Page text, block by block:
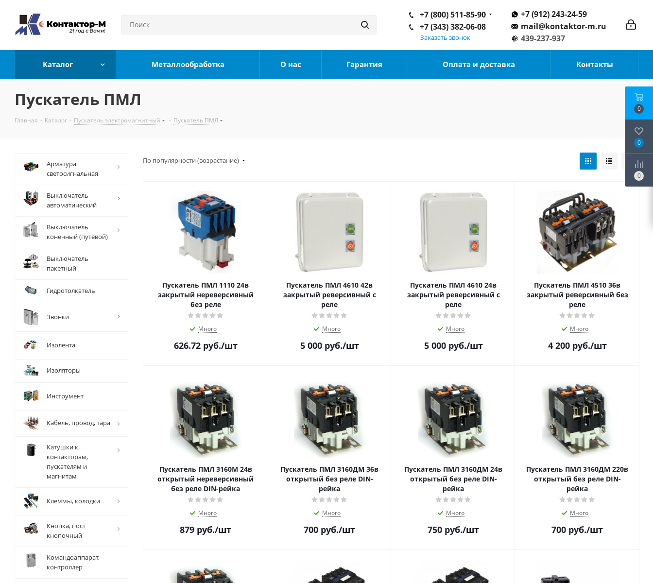
+7 (912) 243-24-59
mail@kontaktor-m.ru
439-237-937
+7 (800) 511-85-90
+7 (343) 382-06-08
Заказать звонок
Каталог Металлообработка О нас Гарантия Оплата и доставка Контакты
Пускатель ПМЛ
Главная - Каталог - Пускатель электромагнитный - Пускатель ПМЛ
По популярности (возрастание)
Пускатель ПМЛ 1110 24в
закрытый нереверсивный
без реле
Много
626.72руб./шт
Пускатель ПМЛ 4610 42в
закрытый реверсивный с
реле
Много
5 000руб./шт
Пускатель ПМЛ 4610 24в
закрытый реверсивный с
реле
Много
5 000руб./шт
Пускатель ПМЛ 4510 36в
закрытый реверсивный без
реле
Много
4 200руб./шт
Пускатель ПМЛ 3160М 24в
открытый нереверсивный
без реле DIN-рейка
Много
879 руб./шт
Пускатель ПМЛ 3160ДМ 36в
открытый без реле DIN-
рейка
Много
700 руб./шт
Пускатель ПМЛ 3160ДМ 24в
открытый без реле DIN-
рейка
Много
750 руб./шт
Пускатель ПМЛ 3160ДМ 220в
открытый без реле DIN-
рейка
Много
700 руб./шт
Арматура
светосигнальная
Выключатель
автоматический
Выключатель
конечный (путевой)
Выключатель
пакетный
Гидротолкатель
Звонки
Изолента
Изоляторы
Инструмент
Кабель, провод, тара
Катушки к
контакторам,
пускателям и
магнитам
Клеммы, колодки
Кнопка, пост
кнопочный
Командоаппарат,
контроллер
0
0
0